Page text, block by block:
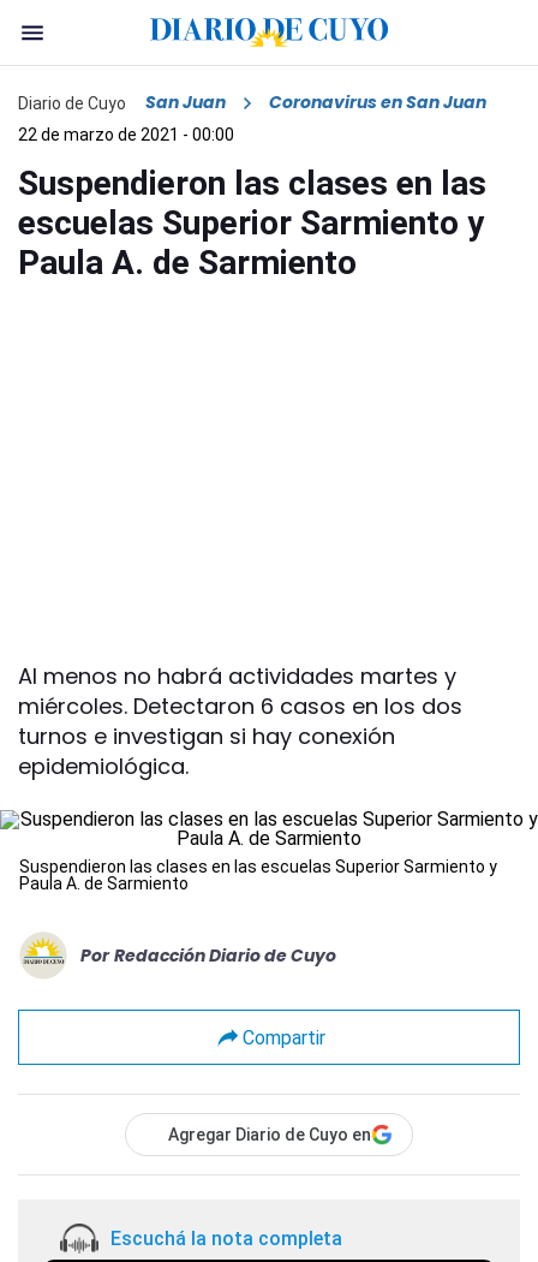
Diario de Cuyo San Juan Coronavirus en San Juan
22 de marzo de 2021 - 00:00
Suspendieron las clases en las
escuelas Superior Sarmiento y
Paula A. de Sarmiento
Al menos no habrá actividades martes y
miércoles. Detectaron 6 casos en los dos
turnos e investigan si hay conexión
epidemiológica.
Suspendieron las clases en las escuelas Superior Sarmiento y
Paula A. de Sarmiento
Por Redacción Diario de Cuyo
Compartir
Agregar Diario de Cuyo en
Escuchá la nota completa